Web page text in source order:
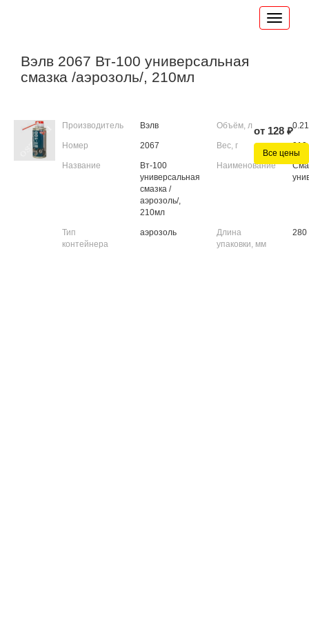
Вэлв 2067 Вт-100 универсальная
смазка /аэрозоль/, 210мл
Производитель Вэлв Объём, л 0.21
Номер 2067 Вес, г 910
Название
Вт-100
универсальная
смазка /
аэрозоль/,
210мл
Наименование
Тип
контейнера
аэрозоль
Длина
упаковки, мм
280
от 128 ₽
Все цены